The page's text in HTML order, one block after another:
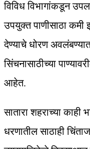
विविध विभागांकडून
उपयुक्त पाणीसाठा कमी
देण्याचे धोरण
सिंचनासाठीच्या
आहेत.
सातारा शहराच्या काही
धरणातील साठाही